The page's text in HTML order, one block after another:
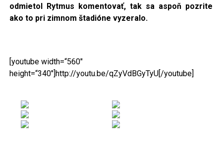
odmietol Rytmus komentovať, tak sa aspoň pozrite
ako to pri zimnom štadióne vyzeralo.
[youtube width=“560″
height=“340″]http://youtu.be/qZyVdBGyTyU[/youtube]